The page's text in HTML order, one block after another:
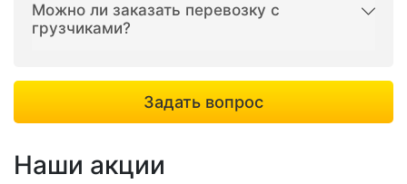
Можно ли заказать перевозку с
грузчиками?
Задать вопрос
Наши акции